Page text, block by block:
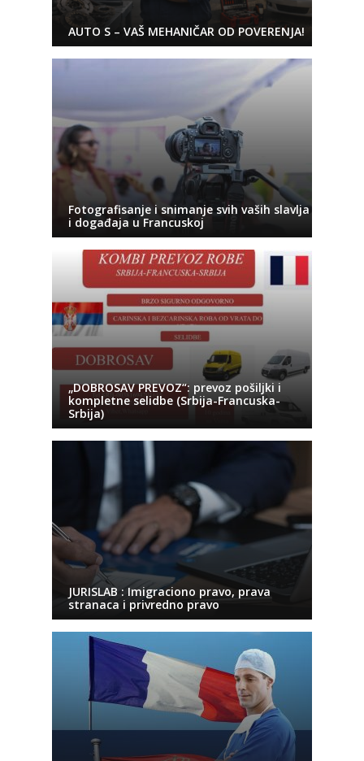
AUTO S – VAŠ MEHANIČAR OD POVERENJA!
Fotografisanje i snimanje svih vaših slavlja
i događaja u Francuskoj
„DOBROSAV PREVOZ“: prevoz pošiljki i
kompletne selidbe (Srbija-Francuska-
Srbija)
JURISLAB : Imigraciono pravo, prava
stranaca i privredno pravo